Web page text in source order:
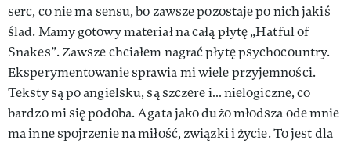
serc, co nie ma sensu, bo zawsze pozostaje po nich jakiś
ślad. Mamy gotowy materiał na całą płytę „Hatful of
Snakes”. Zawsze chciałem nagrać płytę psychocountry.
Eksperymentowanie sprawia mi wiele przyjemności.
Teksty są po angielsku, są szczere i… nielogiczne, co
bardzo mi się podoba. Agata jako dużo młodsza ode mnie
ma inne spojrzenie na miłość, związki i życie. To jest dla